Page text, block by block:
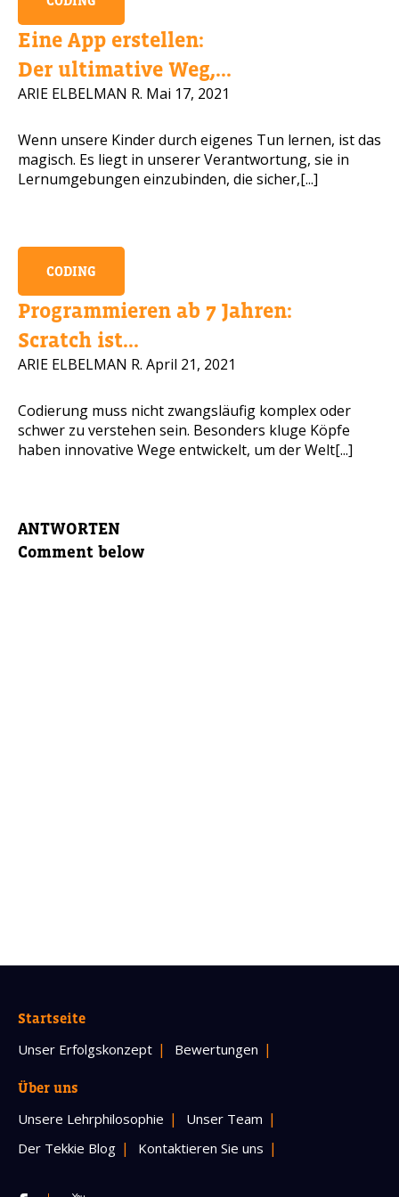
Eine App erstellen:
Der ultimative Weg,...
ARIE ELBELMAN R. Mai 17, 2021
Wenn unsere Kinder durch eigenes Tun lernen, ist das
magisch. Es liegt in unserer Verantwortung, sie in
Lernumgebungen einzubinden, die sicher,[...]
CODING
Programmieren ab 7 Jahren:
Scratch ist...
ARIE ELBELMAN R. April 21, 2021
Codierung muss nicht zwangsläufig komplex oder
schwer zu verstehen sein. Besonders kluge Köpfe
haben innovative Wege entwickelt, um der Welt[...]
ANTWORTEN
Comment below
Startseite
Unser Erfolgskonzept Bewertungen
Über uns
Unsere Lehrphilosophie
Unser Team
Der Tekkie Blog
Kontaktieren Sie uns
Handynummer
BITTE KONTAKTIEREN SIE MICH